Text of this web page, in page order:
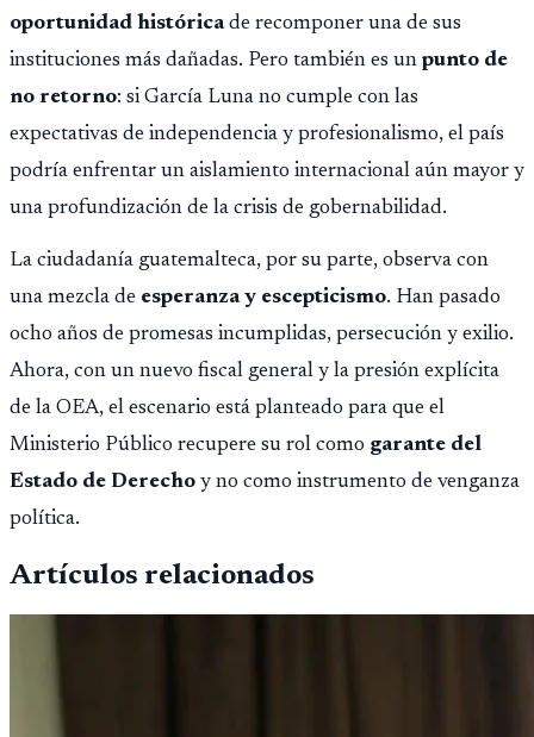
oportunidad históricade recomponer una de sus
instituciones más dañadas. Pero también es un punto de
no retorno: si García Luna no cumple con las
expectativas de independencia y profesionalismo, el país
podría enfrentar un aislamiento internacional aún mayor y
una profundización de la crisis de gobernabilidad.
La ciudadanía guatemalteca, por su parte, observa con
una mezcla de esperanza y escepticismo. Han pasado
ocho años de promesas incumplidas, persecución y exilio.
Ahora, con un nuevo fiscal general y la presión explícita
de la OEA, el escenario está planteado para que el
Ministerio Público recupere su rol como garante del
Estado de Derecho y no como instrumento de venganza
política.
Artículos relacionados